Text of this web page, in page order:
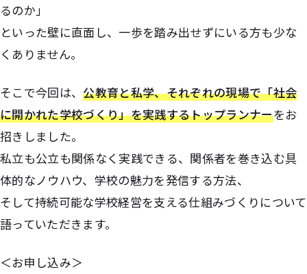
るのか」
といった壁に直面し、一歩を踏み出せずにいる方も少な
くありません。
そこで今回は、公教育と私学、それぞれの現場で「社会
に開かれた学校づくり」を実践するトップランナーをお
招きしました。
私立も公立も関係なく実践できる、関係者を巻き込む具
体的なノウハウ、学校の魅力を発信する方法、
そして持続可能な学校経営を支える仕組みづくりについて
語っていただきます。
＜お申し込み＞